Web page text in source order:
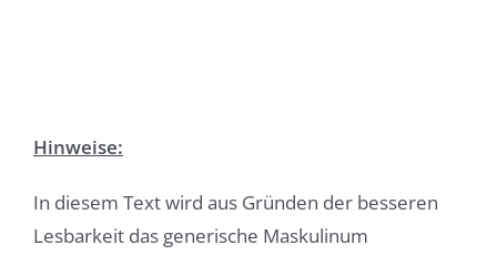
Hinweise:
In diesem Text wird aus Gründen der besseren
Lesbarkeit das generische Maskulinum